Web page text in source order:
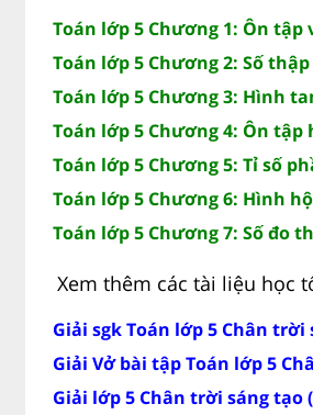
Toán lớp 5 Chương 1: Ôn tập
Toán lớp 5 Chương 2: Số
Toán lớp 5 Chương 3: Hình
Toán lớp 5 Chương 4: Ôn tập
Toán lớp 5 Chương 5: Tỉ số
Toán lớp 5 Chương 6: Hình
Toán lớp 5 Chương 7: Số đo
Xem thêm các tài liệu học
Giải sgk Toán lớp 5 Chân trời
Giải Vở bài tập Toán lớp 5
Giải lớp 5 Chân trời sáng tạo